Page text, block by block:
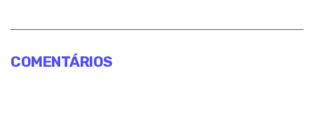
COMENTÁRIOS